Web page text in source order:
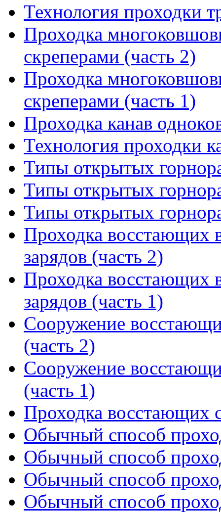
Технология проходки
Проходка
скреперами (часть 2)
Проходка
скреперами (часть 1)
Проходка канав
Технология проходки
Типы открытых
Типы открытых
Типы открытых
Проходка восстающих
зарядов (часть 2)
Проходка восстающих
зарядов (часть 1)
Сооружение
(часть 2)
Сооружение
(часть 1)
Проходка восстающих
Обычный способ
Обычный способ
Обычный способ
Обычный способ